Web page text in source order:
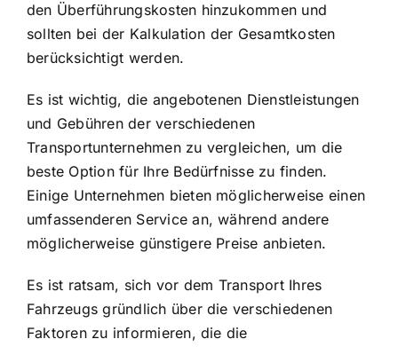
den Überführungskosten hinzukommen und
sollten bei der Kalkulation der Gesamtkosten
berücksichtigt werden.
Es ist wichtig, die angebotenen Dienstleistungen
und Gebühren der verschiedenen
Transportunternehmen zu vergleichen, um die
beste Option für Ihre Bedürfnisse zu finden.
Einige Unternehmen bieten möglicherweise einen
umfassenderen Service an, während andere
möglicherweise günstigere Preise anbieten.
Es ist ratsam, sich vor dem Transport Ihres
Fahrzeugs gründlich über die verschiedenen
Faktoren zu informieren, die die